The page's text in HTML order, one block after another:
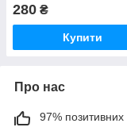
280 ₴
Купити
Про нас
97% позитивних